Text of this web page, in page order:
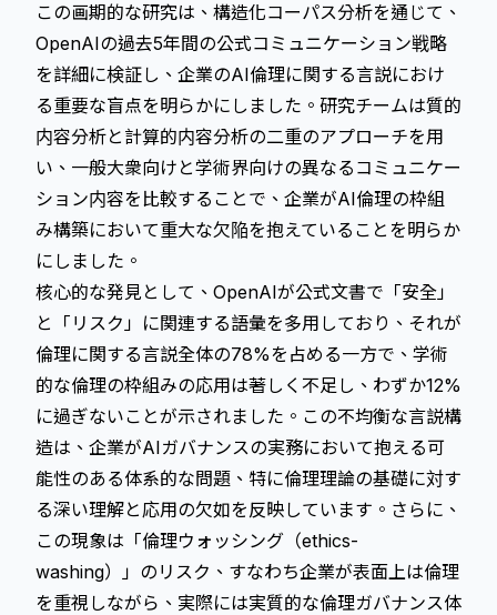
この画期的な研究は、構造化コーパス分析を通じて、
OpenAIの過去5年間の公式コミュニケーション戦略
を詳細に検証し、企業のAI倫理に関する言説におけ
る重要な盲点を明らかにしました。研究チームは質的
内容分析と計算的内容分析の二重のアプローチを用
い、一般大衆向けと学術界向けの異なるコミュニケー
ション内容を比較することで、企業がAI倫理の枠組
み構築において重大な欠陥を抱えていることを明らか
にしました。
核心的な発見として、OpenAIが公式文書で「安全」
と「リスク」に関連する語彙を多用しており、それが
倫理に関する言説全体の78%を占める一方で、学術
的な倫理の枠組みの応用は著しく不足し、わずか12%
に過ぎないことが示されました。この不均衡な言説構
造は、企業がAIガバナンスの実務において抱える可
能性のある体系的な問題、特に倫理理論の基礎に対す
る深い理解と応用の欠如を反映しています。さらに、
この現象は「倫理ウォッシング（ethics-
washing）」のリスク、すなわち企業が表面上は倫理
を重視しながら、実際には実質的な倫理ガバナンス体